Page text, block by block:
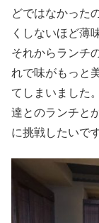
どではなかった
くしないほど薄
それからランチ
れで味がもっと
てしまいました
達とのランチと
に挑戦したいです